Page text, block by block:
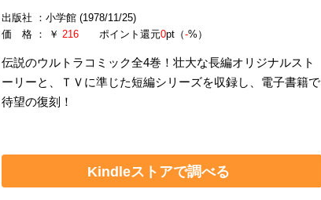
出版社 ：小学館 (1978/11/25)
価 格 ： ￥216 ポイント還元0pt（-%）
伝説のウルトラコミック全4巻！壮大な長編オリジナルスト
ーリーと、ＴＶに準じた短編シリーズを収録し、電子書籍で
待望の復刻！
Kindleストアで調べる